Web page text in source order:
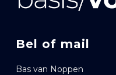
Bel of mail
Bas van Noppen